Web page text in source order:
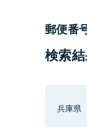
郵便番
検索
兵庫県